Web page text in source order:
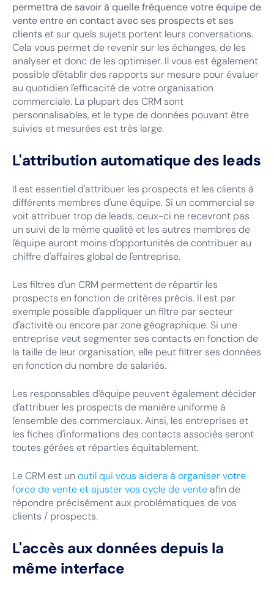
permettra de savoir à quelle fréquence votre équipe de
vente entre en contact avec ses prospects et ses
clientset sur quels sujets portent leurs conversations.
Cela vous permet de revenir sur les échanges, de les
analyser et donc de les optimiser. Il vous est également
possible d'établir des rapports sur mesure pour évaluer
au quotidien l'efficacité de votre organisation
commerciale. La plupart des CRM sont
personnalisables, et le type de données pouvant être
suivies et mesurées est très large.
L'attribution automatique des leads
Il est essentiel d'attribuer les prospects et les clients à
différents membres d'une équipe. Si un commercial se
voit attribuer trop de leads, ceux-ci ne recevront pas
un suivi de la même qualité et les autres membres de
l'équipe auront moins d'opportunités de contribuer au
chiffre d'affaires global de l'entreprise.
Les filtres d'un CRM permettent de répartir les
prospects en fonction de critères précis. Il est par
exemple possible d'appliquer un filtre par secteur
d'activité ou encore par zone géographique. Si une
entreprise veut segmenter ses contacts en fonction de
la taille de leur organisation, elle peut filtrer ses données
en fonction du nombre de salariés.
Les responsables d'équipe peuvent également décider
d'attribuer les prospects de manière uniforme à
l'ensemble des commerciaux. Ainsi, les entreprises et
les fiches d'informations des contacts associés seront
toutes gérées et réparties équitablement.
Le CRM est un outil qui vous aidera à organiser votre
force de vente et ajuster vos cycle de venteafin de
répondre précisément aux problématiques de vos
clients / prospects.
L'accès aux données depuis la
même interface